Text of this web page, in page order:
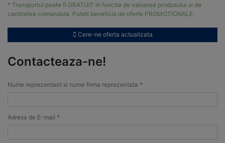
* Transportul poate fi GRATUIT in functie de valoarea produsului si de
cantitatea comandata. Puteti beneficia de oferte PROMOTIONALE.
Cere-ne oferta actualizata
Contacteaza-ne!
Nume reprezentant si nume firma reprezentata *
Adresa de E-mail *